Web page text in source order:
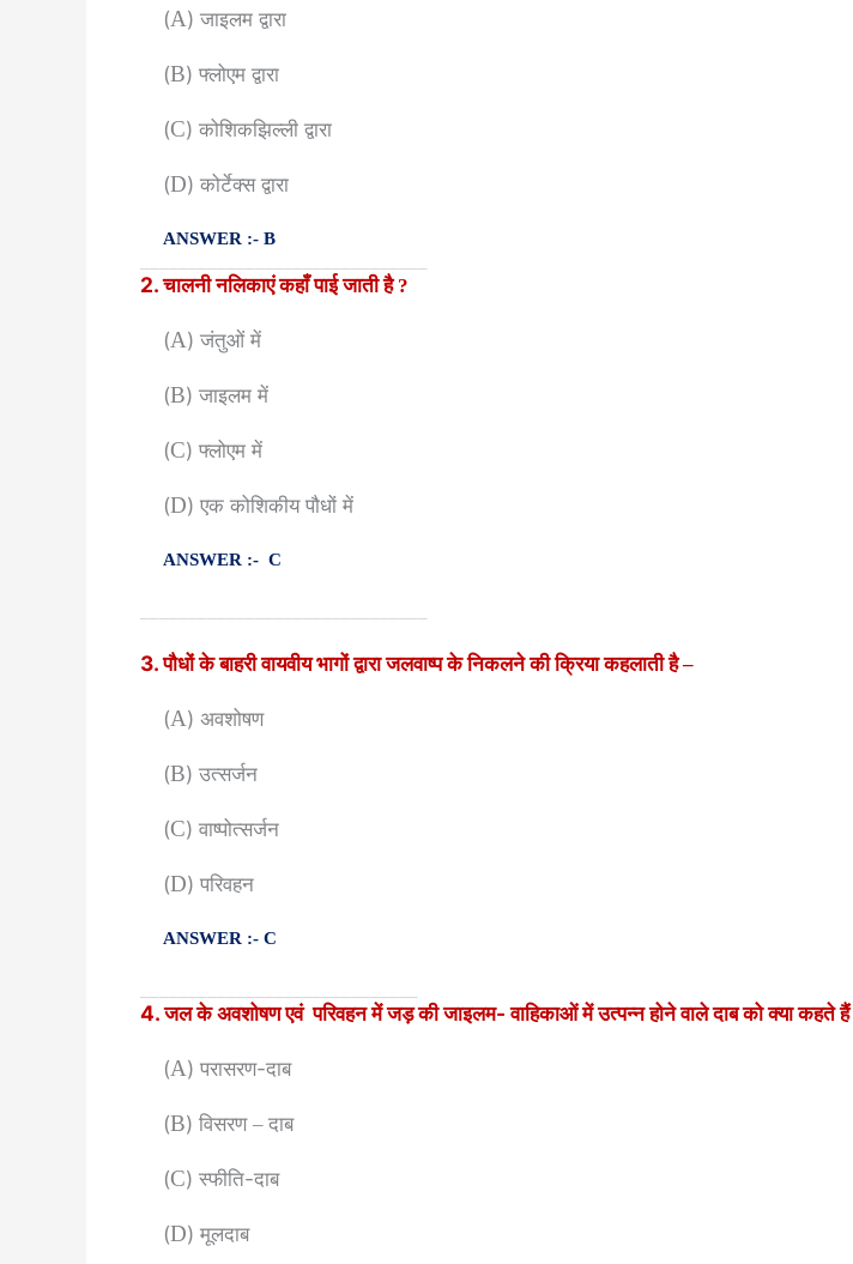
(A) जाइलम द्वारा
(B) फ्लोएम द्वारा
(C) कोशिकझिल्ली द्वारा
(D) कोर्टेक्स द्वारा
ANSWER :- B
2. चालनी नलिकाएं कहाँ पाई जाती है?
(A) जंतुओं में
(B) जाइलम में
(C) फ्लोएम में
(D) एक कोशिकीय पौधों में
ANSWER :- C
3. पौधों के बाहरी वायवीय भागों द्वारा जलवाष्प के निकलने की क्रिया कहलाती है–
(A) अवशोषण
(B) उत्सर्जन
(C) वाष्पोत्सर्जन
(D) परिवहन
ANSWER :- C
4. जल के अवशोषणएवं परिवहन में जड़ की जाइलम- वाहिकाओं में उत्पन्न होने वाले दाब को क्या कहते हैं
(A) परासरण-दाब
(B) विसरण–दाब
(C) स्फीति-दाब
(D) मूलदाब